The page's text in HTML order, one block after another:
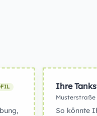
Ihre
Musterstraße
So könnte